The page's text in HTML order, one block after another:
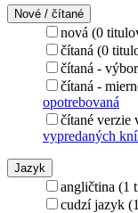
Nové / čítané
nová (0
čítaná (0
čítaná -
čítaná -
opotrebovaná
čítané verzie
vypredaných
Jazyk
angličtina (1
cudzí jazyk